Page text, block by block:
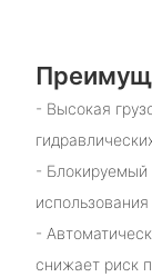
- Высокая
- Блокируемый
-
снижает риск